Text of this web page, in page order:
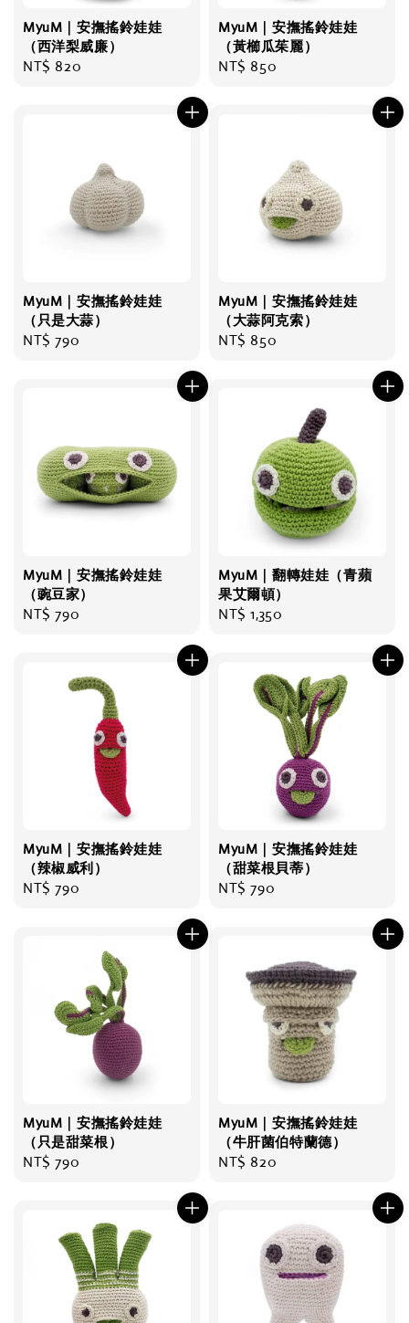
MyuM｜安撫搖鈴娃娃
（西洋梨威廉）
Regular
NT$ 820
MyuM｜安撫搖鈴娃娃
（黃櫛瓜茱麗）
Regular
NT$ 850
MyuM｜安撫搖鈴娃娃
（只是大蒜）
Regular
NT$ 790
MyuM｜安撫搖鈴娃娃
（大蒜阿克索）
Regular
NT$ 850
MyuM｜安撫搖鈴娃娃
（豌豆家）
Regular
NT$ 790
MyuM｜翻轉娃娃（青蘋
果艾爾頓）
Regular
NT$ 1,350
MyuM｜安撫搖鈴娃娃
（辣椒威利）
Regular
NT$ 790
MyuM｜安撫搖鈴娃娃
（甜菜根貝蒂）
Regular
NT$ 790
MyuM｜安撫搖鈴娃娃
（只是甜菜根）
Regular
NT$ 790
MyuM｜安撫搖鈴娃娃
（牛肝菌伯特蘭德）
Regular
NT$ 820